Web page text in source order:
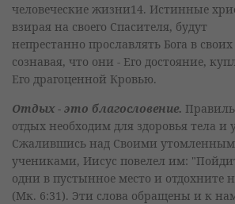
человеческие жизни14. Истинные
взирая на своего Спасителя, будут
непрестанно прославлять Бога в своих
сознавая, что они - Его достояние,
Его драгоценной Кровью.
Отдых - это благословение.
отдых необходим для здоровья тела и
Сжалившись над Своими
учениками, Иисус повелел им:
одни в пустынное место и отдохните
(Мк. 6:31). Эти слова обращены и к